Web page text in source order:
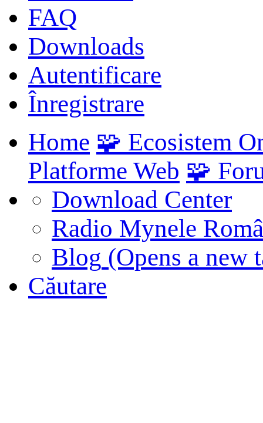
FAQ
Downloads
Autentificare
Înregistrare
Home 🧩 Ecosistem
Platforme Web 🧩
Download Center
Radio Mynele
Blog (Opens a new
Căutare